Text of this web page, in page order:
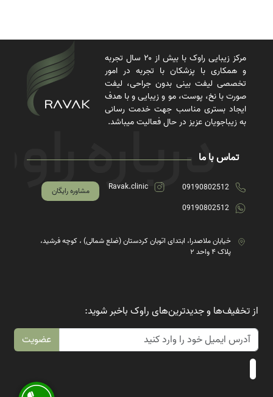
مرکز زیبایی راوک با بیش از ۲۰ سال تجربه
و همکاری با پزشکان با تجربه در امور
تخصصی لیفت بینی بدون جراحی، لیفت
صورت با نخ، پوست، مو و زیبایی و با هدف
ایجاد بستری مناسب جهت خدمت رسانی
به زیباجویان عزیز در حال فعالیت میباشد.
تماس با ما
09190802512
09190802512
Ravak.clinic مشاوره رایگان
خیابان ملاصدرا، ابتدای اتوبان کردستان (ضلع شمالی) ، کوچه فرشید،
پلاک ۴ واحد ۲
از تخفیف‌ها و جدیدترین‌های راوک باخبر شوید:
عضویت